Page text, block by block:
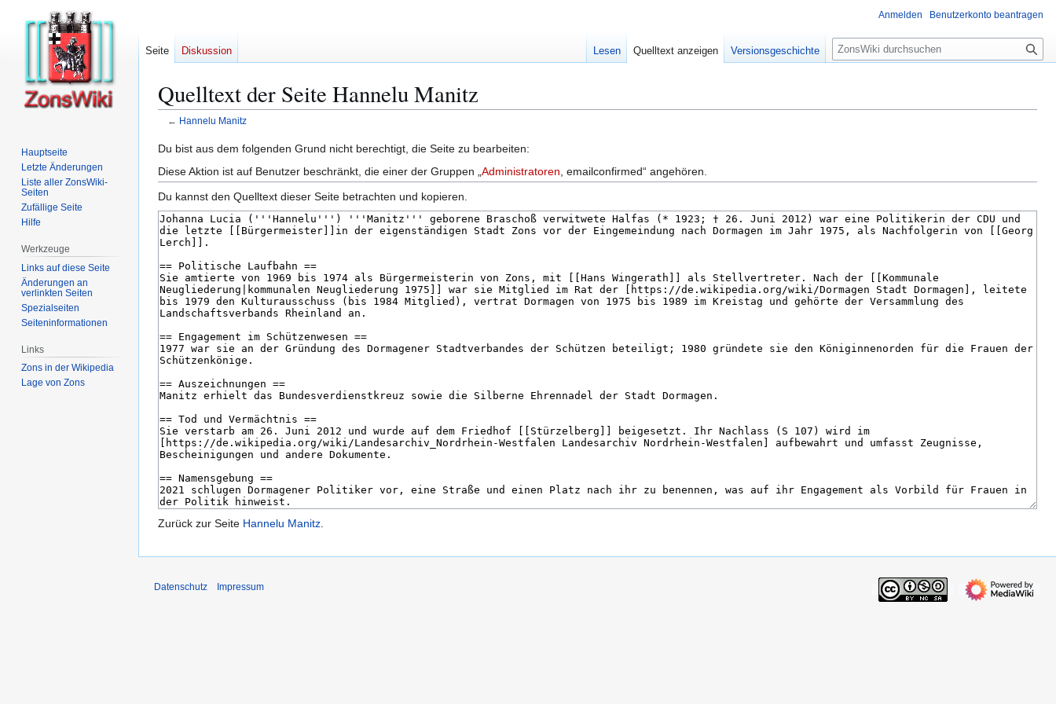
Quelltext der Seite Hannelu Manitz
← Hannelu Manitz
Zur
Navigation
springen
Zur
Suche
springen
Du bist aus dem folgenden Grund nicht berechtigt, die Seite zu bearbeiten:
Diese Aktion ist auf Benutzer beschränkt, die einer der Gruppen „ Administratoren , emailconfirmed“ angehören.
Du kannst den Quelltext dieser Seite betrachten und kopieren.
Zurück zur Seite Hannelu Manitz
Anmelden Benutzerkonto beantragen
Seite Diskussion Lesen Quelltext anzeigen Versionsgeschichte
S
u
e
Hauptseite
Letzte Änderungen
Liste aller ZonsWiki-
Seiten
Zufällige Seite
Hilfe
Werkzeuge
Links auf diese Seite
Änderungen an
verlinkten Seiten
Spezialseiten
Seiten­­informationen
Links
Zons in der Wikipedia
Lage von Zons
Datenschutz Impressum